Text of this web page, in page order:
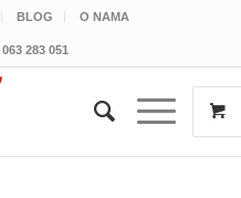
BLOG O NAMA
063 283 051